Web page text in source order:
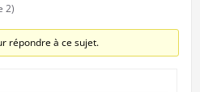
2)
répondre à ce sujet.